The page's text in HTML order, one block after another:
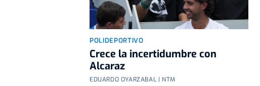
POLIDEPORTIVO
Crece la incertidumbre con
Alcaraz
EDUARDO OYARZABAL | NTM